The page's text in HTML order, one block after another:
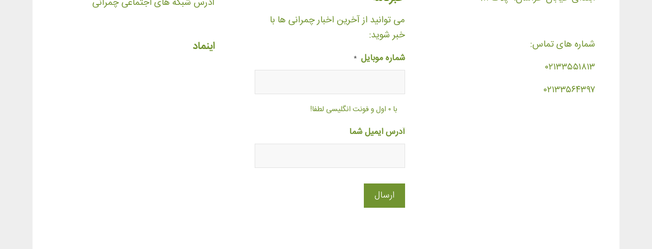
شماره های تماس:
۰۲۱۳۳۵۵۱۸۱۳
۰۲۱۳۳۵۶۴۳۹۷
می توانید از آخرین اخبار چمرانی ها با
خبر شوید:
شماره موبایل *
با ۰ اول و فونت انگلیسی لطفا!
آدرس ایمیل شما
اینماد